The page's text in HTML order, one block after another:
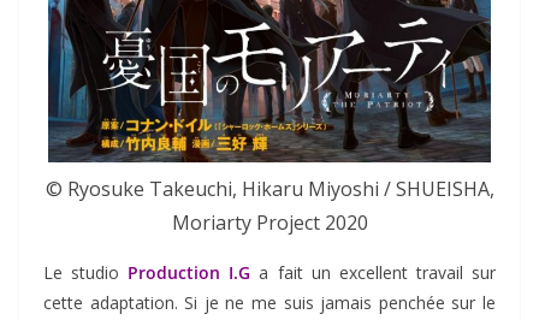
© Ryosuke Takeuchi, Hikaru Miyoshi / SHUEISHA,
Moriarty Project 2020
Le studio Production I.G a fait un excellent travail sur
cette adaptation. Si je ne me suis jamais penchée sur le